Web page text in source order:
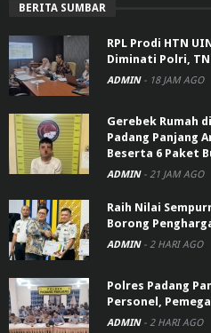
BERITA SUMBAR
RPL Prodi HTN
Diminati Polri,
ADMIN - 18 JAM AGO
Gerebek Rumah
Padang Panjang
Beserta 6 Paket
ADMIN - 21 JAM AGO
Raih Nilai
Borong
ADMIN - 2 HARI AGO
Polres Padang
Personel,
ADMIN - 2 HARI AGO